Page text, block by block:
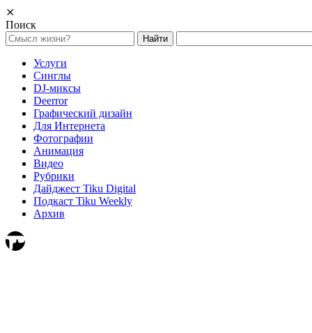
⨯
Поиск
Найти:
Услуги
Синглы
DJ-миксы
Deerror
Графический дизайн
Для Интернета
Фотографии
Анимация
Видео
Рубрики
Дайджест Tiku Digital
Подкаст Tiku Weekly
Архив